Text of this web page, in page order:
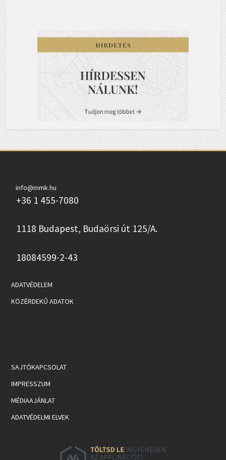
info@mmk.hu
+36 1 455-7080
1118 Budapest, Budaörsi út 125/A.
18084599-2-43
ADATVÉDELEM
KÖZÉRDEKŰ ADATOK
SAJTÓKAPCSOLAT
IMPRESSZUM
MÉDIAAJÁNLAT
ADATVÉDELMI ELVEK